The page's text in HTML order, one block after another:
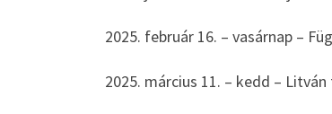
2025. február 16. – vasárnap –
2025. március 11. – kedd –